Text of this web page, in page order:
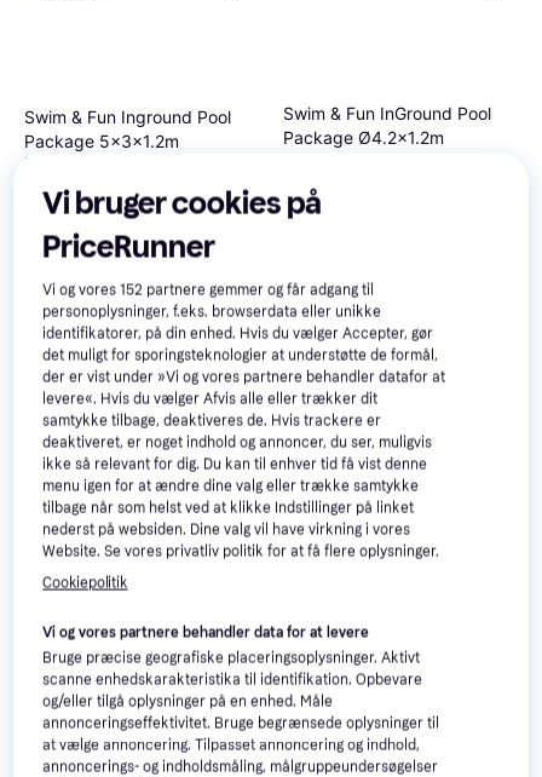
Swim & Fun Inground Pool
Package 5x3x1.2m
Nedgravet pool Oval, PVC
20.774 kr.
1 butik
Swim & Fun InGround Pool
Package Ø4.2x1.2m
17.877 kr.
1 butik
Vi bruger cookies på
PriceRunner
Vi og vores152 partnere gemmer og får adgang til
personoplysninger, f.eks. browserdata eller unikke
identifikatorer, på din enhed. Hvis du vælger Accepter, gør
det muligt for sporingsteknologier at understøtte de formål,
der er vist under »Vi og vores partnere behandler datafor at
levere«. Hvis du vælger Afvis alle eller trækker dit
samtykke tilbage, deaktiveres de. Hvis trackere er
deaktiveret, er noget indhold og annoncer, du ser, muligvis
ikke så relevant for dig. Du kan til enhver tid få vist denne
menu igen for at ændre dine valg eller trække samtykke
tilbage når som helst ved at klikke Indstillinger på linket
nederst på websiden. Dine valg vil have virkning i vores
Website. Se vores privatliv politik for at få flere oplysninger.
Cookiepolitik
Vi og vores partnere behandler data for at levere
Bruge præcise geografiske placeringsoplysninger. Aktivt
scanne enhedskarakteristika til identifikation. Opbevare
og/eller tilgå oplysninger på en enhed. Måle
annonceringseffektivitet. Bruge begrænsede oplysninger til
at vælge annoncering. Tilpasset annoncering og indhold,
annoncerings- og indholdsmåling, målgruppeundersøgelser